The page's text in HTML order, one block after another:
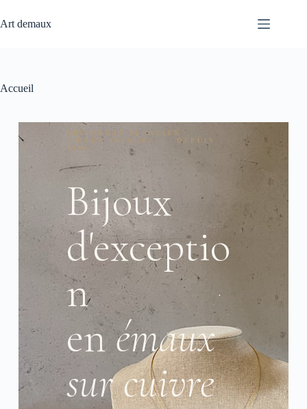
Art demaux
Accueil
ARTISANAT ALSACIEN ·
PIÈCES UNIQUES · DEPUIS
1994
Bijoux
d'exceptio
n
enémaux
sur cuivre